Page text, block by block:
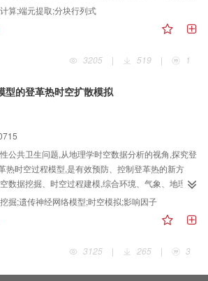
进行并行化设计,并采用行列式分块计算法对原算法
式集群环境下,采用Jama和JCuda组件来加速算法执
针对224波段,400×400像素空间分辨率的高光谱图
进行解混处理比原始的处理方法在速度上有近十倍
加速效果越明显。 本文提出了一种基于MapReduce
可以大大降低算法复杂度。该方法对计算任务可并
算;端元提取;分块行列式
3205
| 519 | 1
型的登革热时空扩散模拟
公共卫生问题,从地理学时空数据分析的视角,探究登
热时空过程模型,是有效预防、控制登革热的新方
数据挖掘、时空过程建模,综合环境、气象、地理、
间相关性及登革热病例的空间自相关,挖掘登革热
神经网络模型易陷入局部最优的缺陷,引入
络模型,用于登革热时空模拟。 登革热的时空扩散
通、人口密度呈显著相关;登革热病例之间呈显著自
境、气象、地理、人口中的多种因子存在非线性关
掘;遗传神经网络模型;时空模拟;影响因子
3125
| 265 | 3